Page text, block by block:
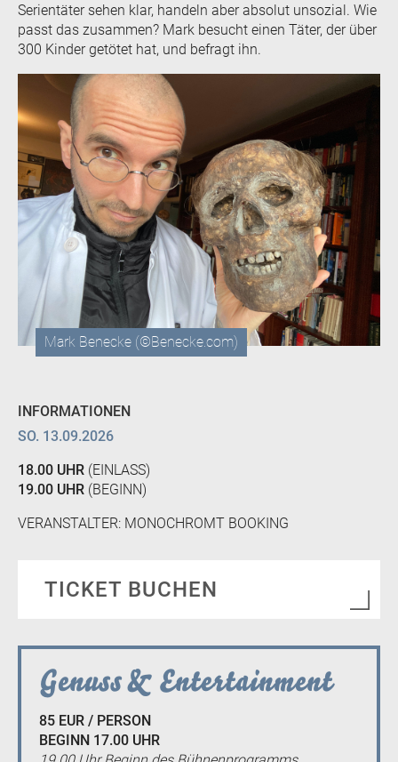
Serientäter sehen klar, handeln aber absolut unsozial. Wie
passt das zusammen? Mark besucht einen Täter, der über
300 Kinder getötet hat, und befragt ihn.
Mark Benecke (©Benecke.com)
INFORMATIONEN
SO. 13.09.2026
18.00 UHR (EINLASS)
19.00 UHR (BEGINN)
VERANSTALTER: MONOCHROMT BOOKING
TICKET BUCHEN
Genuss & Entertainment
85 EUR / PERSON
BEGINN 17.00 UHR